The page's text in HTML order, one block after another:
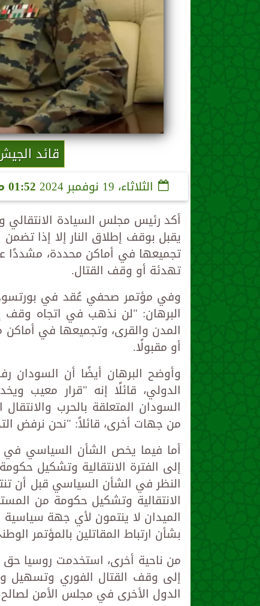
قائد
الثلاثاء، 19 نوفمبر 2024 01:52 مـ
أكد رئيس مجلس السيادة الانتقالي
يقبل بوقف إطلاق النار إلا إذا
تجميعها في أماكن محددة، مشددًا
تهدئة أو وقف القتال.
وفي مؤتمر صحفي عُقد في
البرهان: "لن نذهب في اتجاه وقف
المدن والقرى، وتجميعها في
أو مقبولًا.
وأوضح البرهان أيضًا أن السودان
الدولي، قائلًا إنه "قرار معيب
السودان المتعلقة بالحرب
من جهات أخرى، قائلاً: "نحن نرفض
أما فيما يخص الشأن السياسي في
إلى الفترة الانتقالية وتشكيل
النظر في الشأن السياسي قبل أن
الانتقالية وتشكيل حكومة من
الميدان لا ينتمون لأي جهة
بشأن ارتباط المقاتلين بالمؤتمر
من ناحية أخرى، استخدمت روسيا
إلى وقف القتال الفوري وتسهيل
الدول الأخرى في مجلس الأمن لصالح